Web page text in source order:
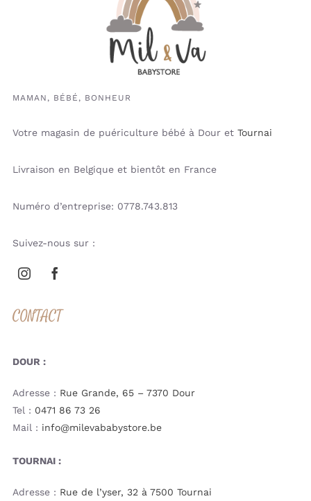
MAMAN, BÉBÉ, BONHEUR
Votre magasin de puériculture bébé à Dour et Tournai
Livraison en Belgique et bientôt en France
Numéro d’entreprise: 0778.743.813
Suivez-nous sur :
CONTACT
DOUR :
Adresse : Rue Grande, 65 – 7370 Dour
Tel : 0471 86 73 26
Mail : info@milevababystore.be
TOURNAI :
Adresse : Rue de l’yser, 32 à 7500 Tournai